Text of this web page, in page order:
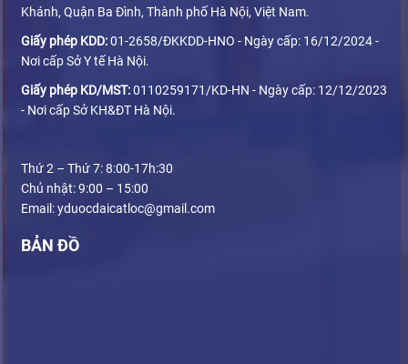
Khánh, Quận Ba Đình, Thành phố Hà Nội, Việt Nam.
Giấy phép KDD:01-2658/ĐKKDD-HNO - Ngày cấp: 16/12/2024 -
Nơi cấp Sở Y tế Hà Nội.
Giấy phép KD/MST:0110259171/KD-HN - Ngày cấp: 12/12/2023
- Nơi cấp Sở KH&ĐT Hà Nội.
Thứ 2 – Thứ 7: 8:00-17h:30
Chủ nhật: 9:00 – 15:00
Email: yduocdaicatloc@gmail.com
BẢN ĐỒ